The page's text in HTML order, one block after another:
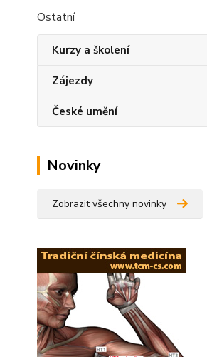
Ostatní
Kurzy a školení
Zájezdy
České umění
Novinky
Zobrazit všechny novinky